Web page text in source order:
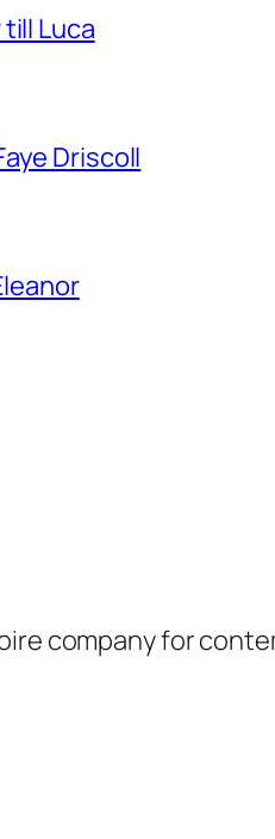
Luca
Driscoll
company for